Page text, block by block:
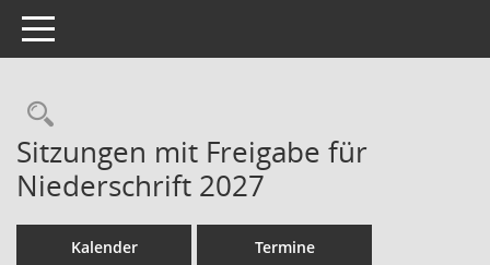
Toggle navigation
Rechercheauswahl
Sitzungen mit Freigabe für
Niederschrift 2027
Kalender Termine